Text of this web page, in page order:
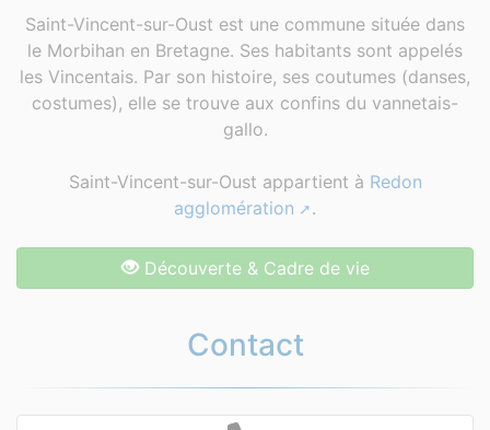
Saint-Vincent-sur-Oust est une commune située dans
le Morbihan en Bretagne. Ses habitants sont appelés
les Vincentais. Par son histoire, ses coutumes (danses,
costumes), elle se trouve aux confins du vannetais-
gallo.
Saint-Vincent-sur-Oust appartient à Redon
agglomération
.
Découverte & Cadre de vie
Contact